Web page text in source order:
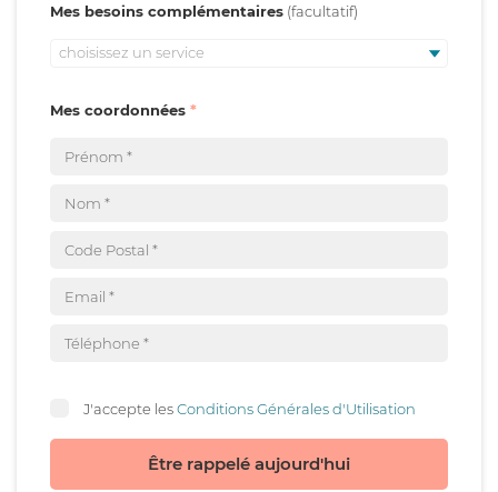
Mes besoins complémentaires
choisissez un service
Mes coordonnées
J'accepte lesConditions Générales d'Utilisation
Être rappelé aujourd'hui